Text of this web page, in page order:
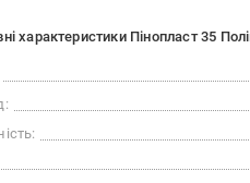
характеристики Пінопласт 35